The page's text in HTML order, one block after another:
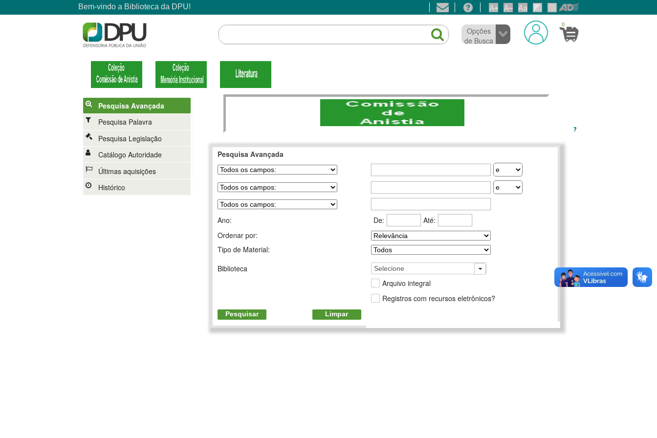
0
Opções
de Busca
Pesquisa Avançada
Pesquisa Palavra
Pesquisa Legislação
Catálogo Autoridade
Últimas aquisições
Histórico
Pesquisa Avançada
Ano: De:
Até:
Ordenar por:
Tipo de Material:
Biblioteca
Selecione
Arquivo integral
Registros com recursos eletrônicos?
Pesquisar Limpar